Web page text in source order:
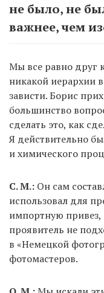
не было, не
важнее, чем
Мы все равно друг
никакой иерархии
зависти. Борис
большинство
сделать это, как
Я действительно
и химического
С. М.: Он сам
использовал для
импортную привез,
проявитель не
в «Немецкой
фотомастеров.